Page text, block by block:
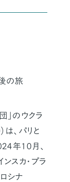
の旅
」のウクラ
は、パリと
年10月、
スカ・プラ
ロシナ